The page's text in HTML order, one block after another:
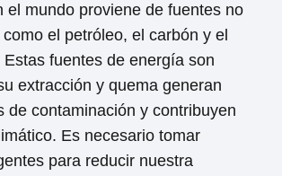
el mundo proviene de fuentes no
el petróleo, el carbón y el
fuentes de energía son
extracción y quema generan
de contaminación y contribuyen
Es necesario tomar
para reducir nuestra